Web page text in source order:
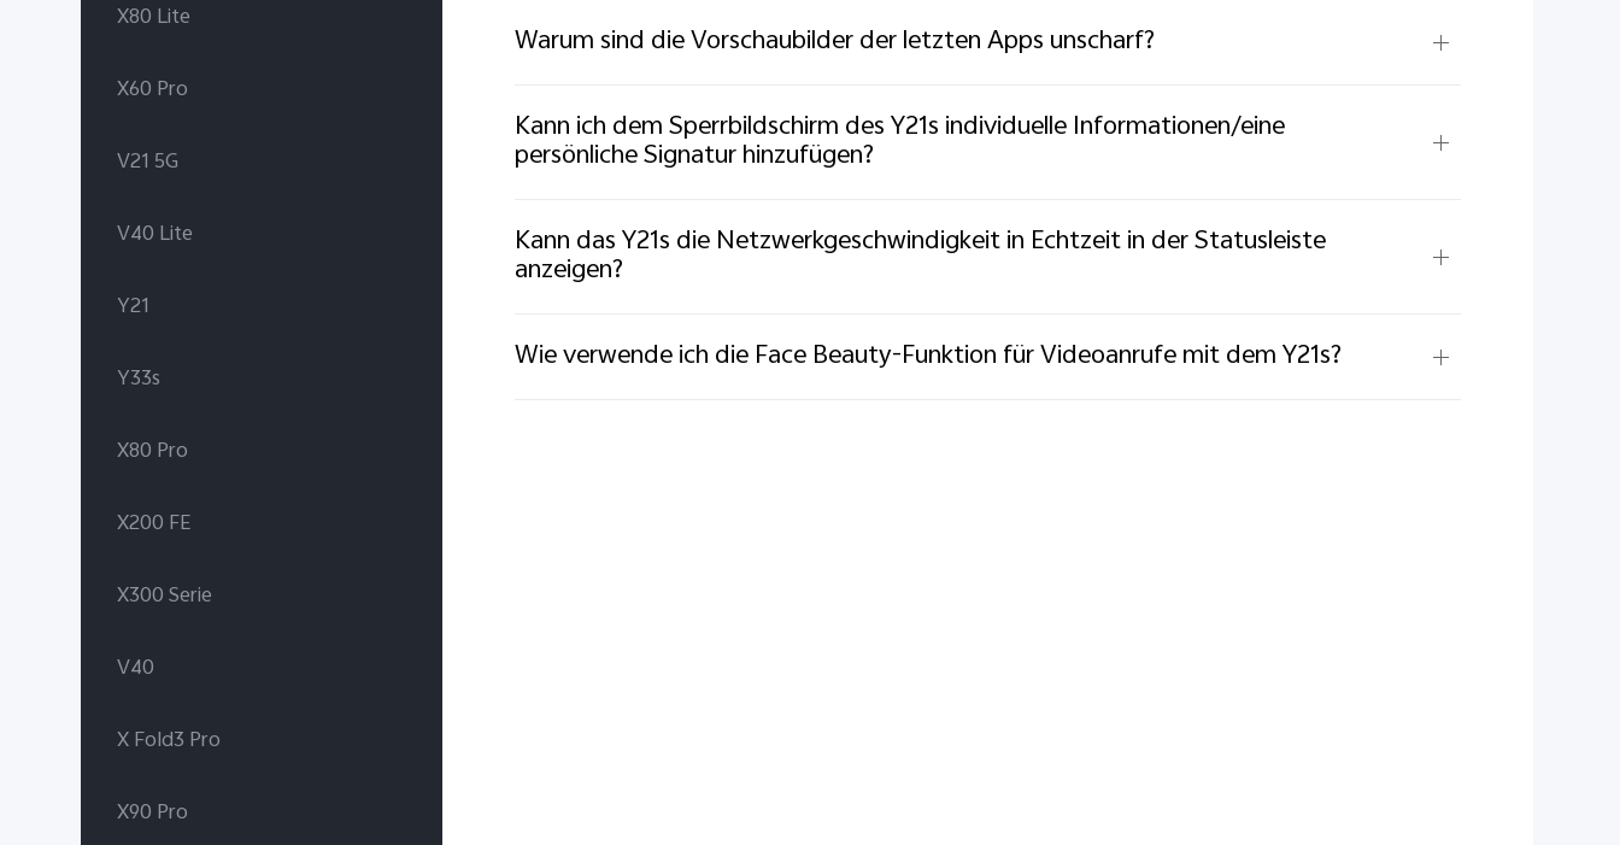
X80 Lite
X60 Pro
V21 5G
V40 Lite
Y21
Y33s
X80 Pro
X200 FE
X300 Serie
V40
X Fold3 Pro
X90 Pro
Warum sind die Vorschaubilder der letzten Apps unscharf?
Kann ich dem Sperrbildschirm des Y21s individuelle Informationen/eine
persönliche Signatur hinzufügen?
Kann das Y21s die Netzwerkgeschwindigkeit in Echtzeit in der Statusleiste
anzeigen?
Wie verwende ich die Face Beauty-Funktion für Videoanrufe mit dem Y21s?